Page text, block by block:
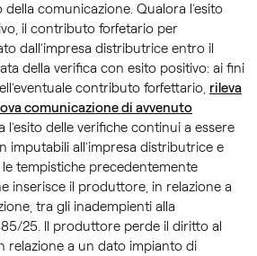
comunicazione. Qualora l’esito
il contributo forfetario per
dall’impresa distributrice entro il
della verifica con esito positivo: ai fini
contributo forfettario, rileva
comunicazione di avvenuto
l’esito delle verifiche continui a essere
imputabili all’impresa distributrice e
tempistiche precedentemente
inserisce il produttore, in relazione a
tra gli inadempienti alla
25. Il produttore perde il diritto al
relazione a un dato impianto di